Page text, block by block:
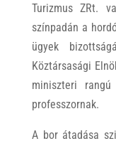
Turizmus ZRt.
színpadán a
ügyek
Köztársasági
miniszteri rangú
professzornak.
A bor átadása